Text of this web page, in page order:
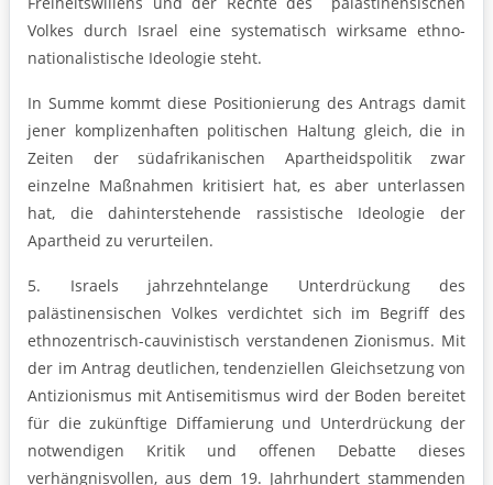
Volkes durch Israel eine systematisch wirksame ethno-
nationalistische Ideologie steht.
In Summe kommt diese Positionierung des Antrags damit
jener komplizenhaften politischen Haltung gleich, die in
Zeiten der südafrikanischen Apartheidspolitik zwar
einzelne Maßnahmen kritisiert hat, es aber unterlassen
hat, die dahinterstehende rassistische Ideologie der
Apartheid zu verurteilen.
5. Israels jahrzehntelange Unterdrückung des
palästinensischen Volkes verdichtet sich im Begriff des
ethnozentrisch-cauvinistisch verstandenen Zionismus. Mit
der im Antrag deutlichen, tendenziellen Gleichsetzung von
Antizionismus mit Antisemitismus wird der Boden bereitet
für die zukünftige Diffamierung und Unterdrückung der
notwendigen Kritik und offenen Debatte dieses
verhängnisvollen, aus dem 19. Jahrhundert stammenden